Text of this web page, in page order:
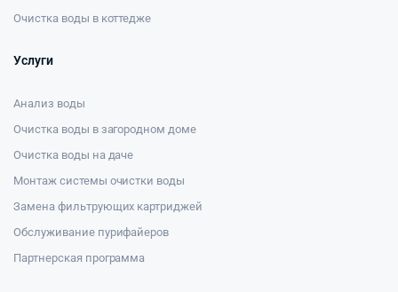
Очистка воды в коттедже
Услуги
Анализ воды
Очистка воды в загородном доме
Очистка воды на даче
Монтаж системы очистки воды
Замена фильтрующих картриджей
Обслуживание пурифайеров
Партнерская программа